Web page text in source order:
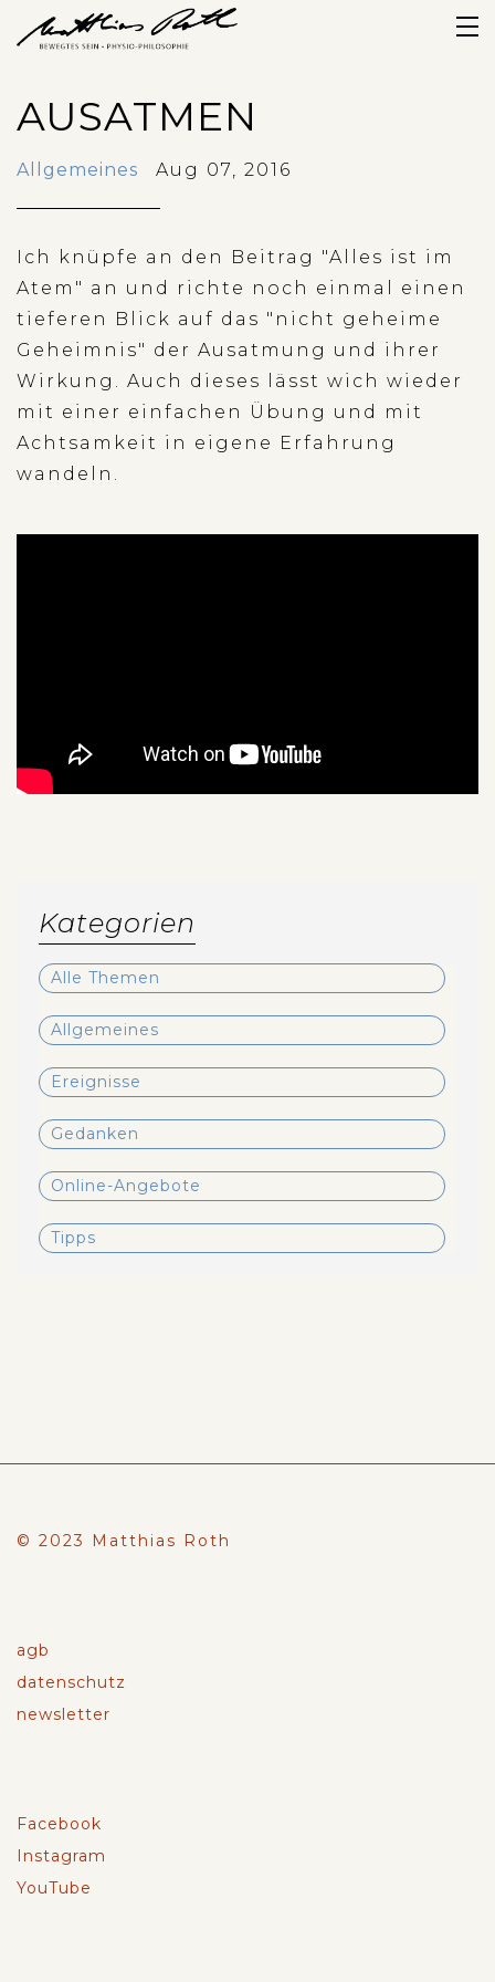
termine
newsletter
login
AUSATMEN
Allgemeines Aug 07, 2016
Ich knüpfe an den Beitrag "Alles ist im
Atem" an und richte noch einmal einen
tieferen Blick auf das "nicht geheime
Geheimnis" der Ausatmung und ihrer
Wirkung. Auch dieses lässt wich wieder
mit einer einfachen Übung und mit
Achtsamkeit in eigene Erfahrung
wandeln.
Kategorien
Alle Themen
Allgemeines
Ereignisse
Gedanken
Online-Angebote
Tipps
© 2023 Matthias Roth
agb
datenschutz
newsletter
Facebook
Instagram
YouTube